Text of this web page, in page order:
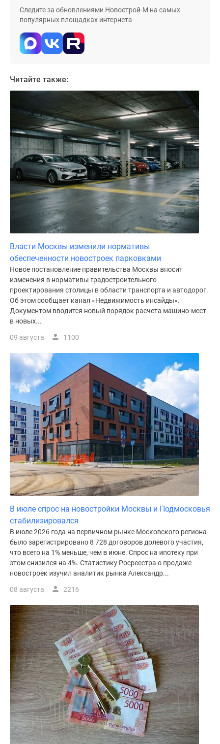
Дома
коттеджи
Коттеджные
поселки
Новой
Москве
коттеджные
поселки
Строящиеся
коттеджные
поселки
Коттеджные
поселки
Коттеджные
поселки
водоема
Коттеджные
поселки
ипотеку
Бизнес-
центры
Коттеджи
акции
Макс
Следите за обновлениями Новострой-М на самых
популярных площадках интернета
Читайте также:
Власти Москвы изменили нормативы
обеспеченности новостроек парковками
Новое постановление правительства Москвы вносит
изменения в нормативы градостроительного
проектирования столицы в области транспорта и автодорог.
Об этом сообщает канал «Недвижимость инсайды».
Документом вводится новый порядок расчета машино-мест
в новых...
09 августа 1100
В июле спрос на новостройки Москвы и Подмосковья
стабилизировался
В июле 2026 года на первичном рынке Московского региона
было зарегистрировано 8 728 договоров долевого участия,
что всего на 1% меньше, чем в июне. Спрос на ипотеку при
этом снизился на 4%. Статистику Росреестра о продаже
новостроек изучил аналитик рынка Александр...
08 августа 2216